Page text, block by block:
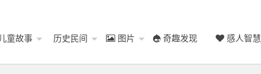
儿童故事 历史民间 图片 奇趣发现 感人智慧